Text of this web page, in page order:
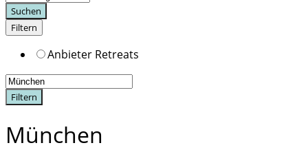
Suchen
Filtern
Anbieter Retreats
Filtern
München